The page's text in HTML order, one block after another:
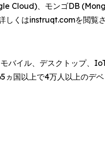
Cloud)、モンゴDB
くはinstruqt.comを閲覧さ
バイル、デスクトップ、
国以上で4万人以上のデ